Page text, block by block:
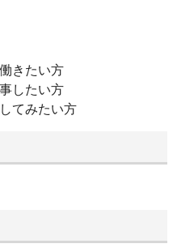
きたい方
したい方
てみたい方